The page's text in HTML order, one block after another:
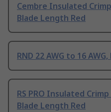
Cembre Insulated
Blade Length Red
RND 22 AWG to 16 AWG,
RS PRO Insulated
Blade Length Red